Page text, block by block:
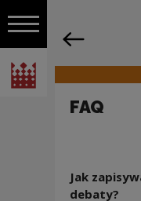
Open navigation
National Centre for
Navigation
FAQ
Jak
debaty?